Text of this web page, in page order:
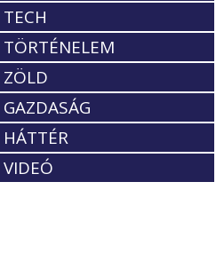
TECH
TÖRTÉNELEM
ZÖLD
GAZDASÁG
HÁTTÉR
VIDEÓ